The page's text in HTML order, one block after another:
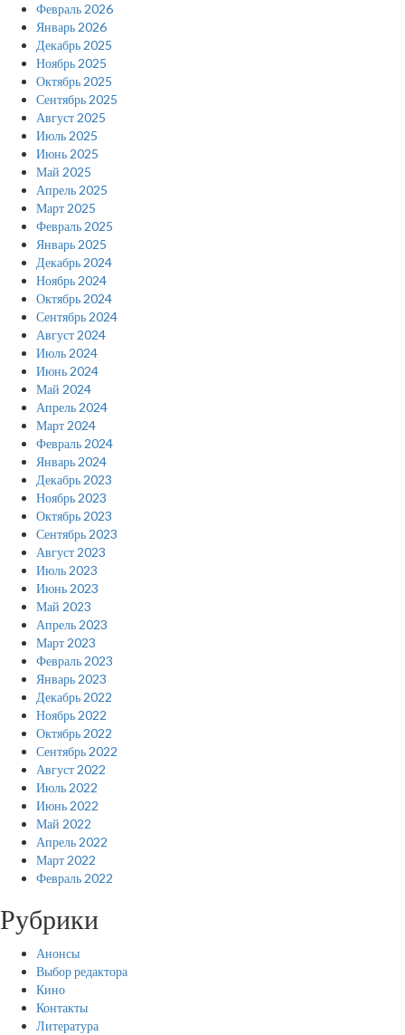
Февраль 2026
Январь 2026
Декабрь 2025
Ноябрь 2025
Октябрь 2025
Сентябрь 2025
Август 2025
Июль 2025
Июнь 2025
Май 2025
Апрель 2025
Март 2025
Февраль 2025
Январь 2025
Декабрь 2024
Ноябрь 2024
Октябрь 2024
Сентябрь 2024
Август 2024
Июль 2024
Июнь 2024
Май 2024
Апрель 2024
Март 2024
Февраль 2024
Январь 2024
Декабрь 2023
Ноябрь 2023
Октябрь 2023
Сентябрь 2023
Август 2023
Июль 2023
Июнь 2023
Май 2023
Апрель 2023
Март 2023
Февраль 2023
Январь 2023
Декабрь 2022
Ноябрь 2022
Октябрь 2022
Сентябрь 2022
Август 2022
Июль 2022
Июнь 2022
Май 2022
Апрель 2022
Март 2022
Февраль 2022
Рубрики
Анонсы
Выбор редактора
Кино
Контакты
Литература